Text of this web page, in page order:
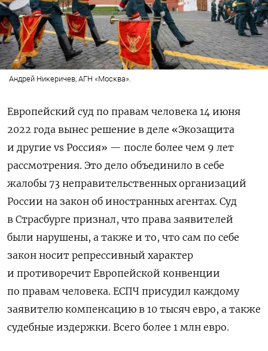
Андрей Никеричев, АГН «Москва».
Европейский суд по правам человека 14 июня
2022 года вынес решение в деле «Экозащита
и другие vs Россия» — после более чем 9 лет
рассмотрения. Это дело объединило в себе
жалобы 73 неправительственных организаций
России на закон об иностранных агентах. Суд
в Страсбурге признал, что права заявителей
были нарушены, а также и то, что сам по себе
закон носит репрессивный характер
и противоречит Европейской конвенции
по правам человека. ЕСПЧ присудил каждому
заявителю компенсацию в 10 тысяч евро, а также
судебные издержки. Всего более 1 млн евро.